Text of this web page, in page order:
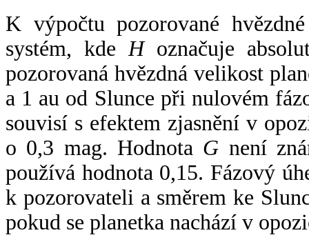
K výpočtu pozorované
systém, kde Hoznačuje
pozorovaná hvězdná velikost
a 1 au od Slunce při nulovém
souvisí s efektem zjasnění v
o 0,3 mag. Hodnota G není
používá hodnota 0,15. Fázový
k pozorovateli a směrem ke
pokud se planetka nachází v